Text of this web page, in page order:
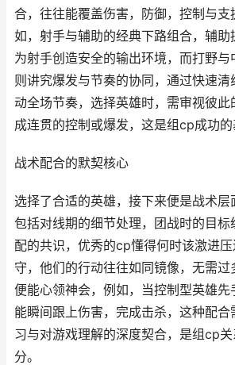
合，往往能覆盖伤害，防御，控制与支
如，射手与辅助的经典下路组合，辅助
为射手创造安全的输出环境，而打野与
则讲究爆发与节奏的协同，通过快速
动全场节奏，选择英雄时，需审视彼此
成连贯的控制或爆发，这是组cp成功的
战术配合的默契核心
选择了合适的英雄，接下来便是战术层
包括对线期的细节处理，团战时的目标
配的共识，优秀的cp懂得何时该激进
守，他们的行动往往如同镜像，无需过
便能心领神会，例如，当控制型英雄先
能瞬间跟上伤害，完成击杀，这种配合
习与对游戏理解的深度契合，是组cp
分。